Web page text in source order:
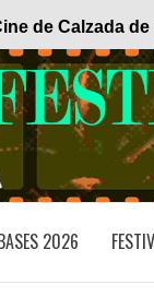
de Calzada
2026